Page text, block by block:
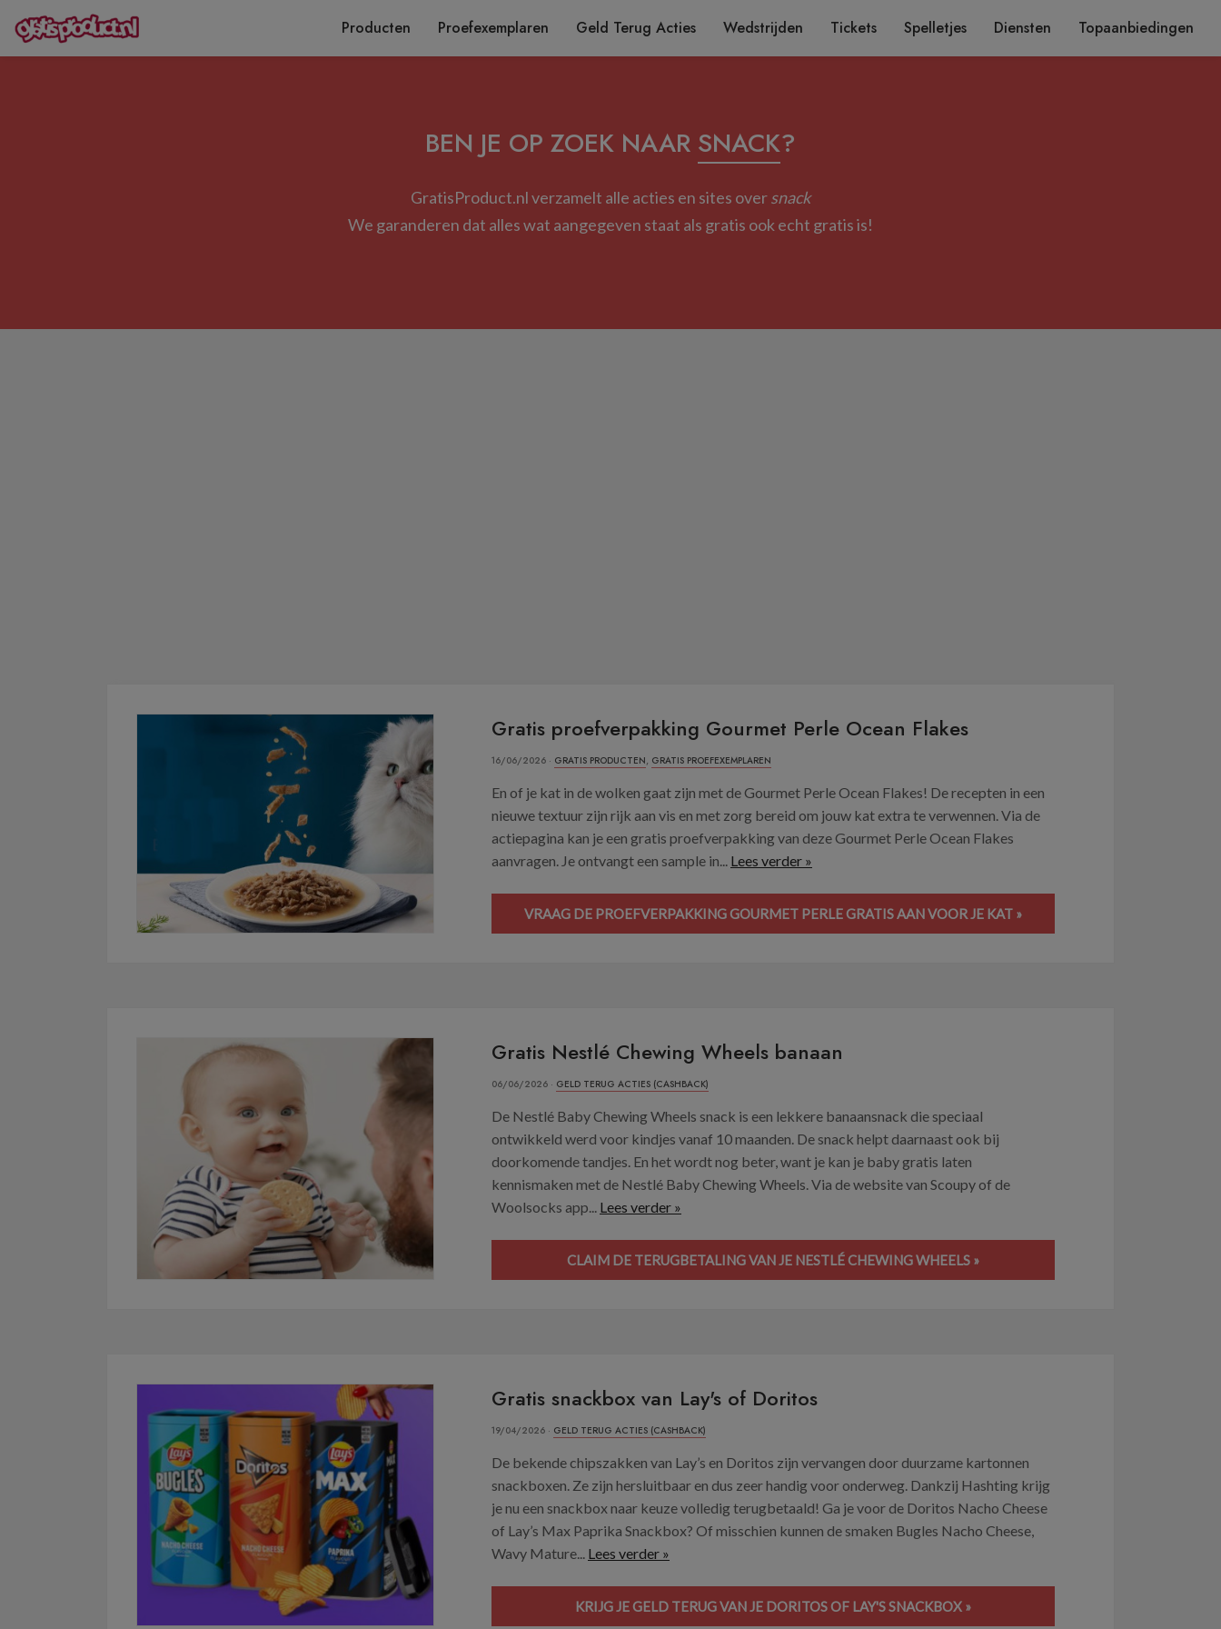
Producten Proefexemplaren Geld Terug Acties Wedstrijden Tickets Spelletjes Diensten Topaanbiedingen
BEN JE OP ZOEK NAAR SNACK?
GratisProduct.nl verzamelt alle acties en sites oversnack
We garanderen dat alles wat aangegeven staat als gratis ook echt gratis is!
Gratis proefverpakking Gourmet Perle Ocean Flakes
16/06/2026 · GRATIS PRODUCTEN, GRATIS PROEFEXEMPLAREN
En of je kat in de wolken gaat zijn met de Gourmet Perle Ocean Flakes! De recepten in een
nieuwe textuur zijn rijk aan vis en met zorg bereid om jouw kat extra te verwennen. Via de
actiepagina kan je een gratis proefverpakking van deze Gourmet Perle Ocean Flakes
aanvragen. Je ontvangt een sample in... Lees verder »
VRAAG DE PROEFVERPAKKING GOURMET PERLE GRATIS AAN VOOR JE KAT »
Gratis Nestlé Chewing Wheels banaan
06/06/2026 · GELD TERUG ACTIES (CASHBACK)
De Nestlé Baby Chewing Wheels snack is een lekkere banaansnack die speciaal
ontwikkeld werd voor kindjes vanaf 10 maanden. De snack helpt daarnaast ook bij
doorkomende tandjes. En het wordt nog beter, want je kan je baby gratis laten
kennismaken met de Nestlé Baby Chewing Wheels. Via de website van Scoupy of de
Woolsocks app... Lees verder »
CLAIM DE TERUGBETALING VAN JE NESTLÉ CHEWING WHEELS »
Gratis snackbox van Lay's of Doritos
19/04/2026 · GELD TERUG ACTIES (CASHBACK)
De bekende chipszakken van Lay’s en Doritos zijn vervangen door duurzame kartonnen
snackboxen. Ze zijn hersluitbaar en dus zeer handig voor onderweg. Dankzij Hashting krijg
je nu een snackbox naar keuze volledig terugbetaald! Ga je voor de Doritos Nacho Cheese
of Lay’s Max Paprika Snackbox? Of misschien kunnen de smaken Bugles Nacho Cheese,
Wavy Mature... Lees verder »
KRIJG JE GELD TERUG VAN JE DORITOS OF LAY'S SNACKBOX »